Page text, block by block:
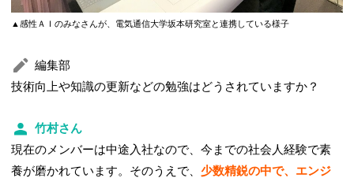
▲感性ＡＩのみなさんが、電気通信大学坂本研究室と連携している様子
編集部
技術向上や知識の更新などの勉強はどうされていますか？
竹村さん
現在のメンバーは中途入社なので、今までの社会人経験で素
養が磨かれています。そのうえで、少数精鋭の中で、エンジ